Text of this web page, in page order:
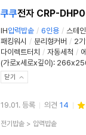
쿠쿠전자 CRP-
IH압력밥솥 / 6인용 / 스테
패킹워시 / 분리형커버 / 2
다이렉트터치 / 자동세척 /
(가로x세로x깊이):
닫기
19.01. 등록 의견 14
상
전기밥솥> 압력밥솥